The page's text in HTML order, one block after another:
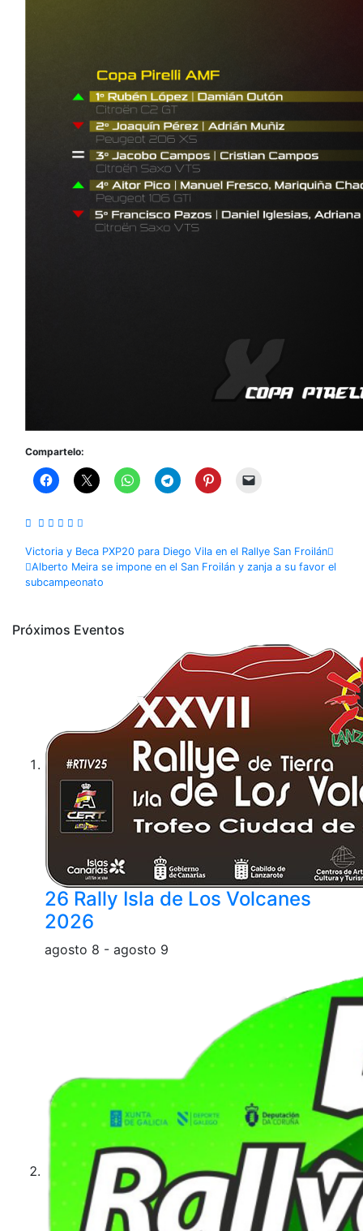
Compartelo:
Navegación
de
entradas
Victoria y Beca PXP20 para Diego Vila en el Rallye San Froilán
Alberto Meira se impone en el San Froilán y zanja a su favor el
subcampeonato
Próximos Eventos
26 Rally Isla de Los Volcanes
2026
agosto 8 - agosto 9